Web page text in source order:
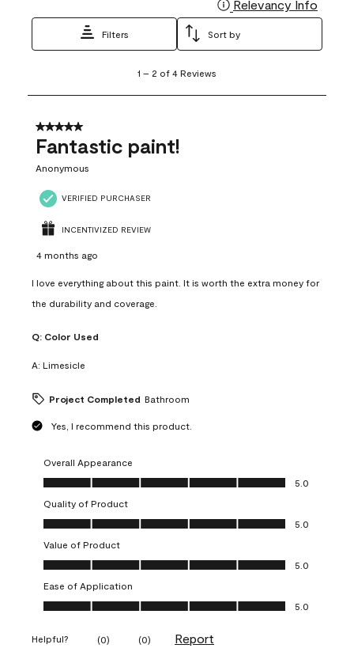
Relevancy Info
Filters Sort by
2
Reviews
1 – 2 of 4 Reviews
5 out of 5 stars.
Fantastic paint!
Anonymous
VERIFIED PURCHASER
INCENTIVIZED REVIEW
4 months ago
I love everything about this paint. It is worth the extra money for
the durability and coverage.
Q: Color Used
A: Limesicle
Project Completed Bathroom
Yes, I recommend this product.
Overall Appearance
Overall Appearance, 5.0 out of 5
5.0
Quality of Product
Quality of Product, 5.0 out of 5
5.0
Value of Product
Value of Product, 5.0 out of 5
5.0
Ease of Application
Ease of Application, 5.0 out of 5
5.0
Helpful? (0) (0) Report